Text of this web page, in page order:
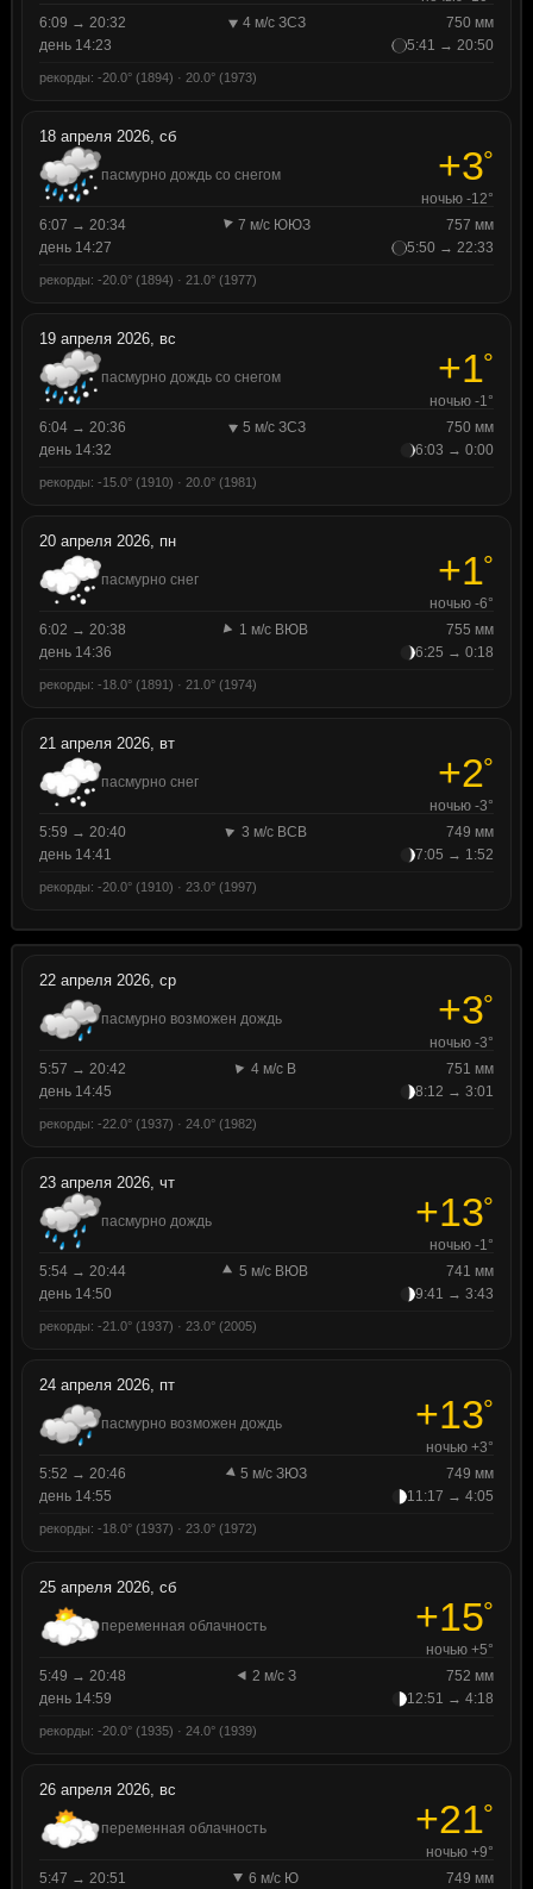
6:09 → 20:32
4 м/с ЗСЗ
750 мм
день 14:23
5:41 → 20:50
рекорды: -20.0° (1894) · 20.0° (1973)
18 апреля 2026, сб
пасмурно дождь со снегом +3°
ночью -12°
6:07 → 20:34
7 м/с ЮЮЗ
757 мм
день 14:27
5:50 → 22:33
рекорды: -20.0° (1894) · 21.0° (1977)
19 апреля 2026, вс
пасмурно дождь со снегом +1°
ночью -1°
6:04 → 20:36
5 м/с ЗСЗ
750 мм
день 14:32
6:03 → 0:00
рекорды: -15.0° (1910) · 20.0° (1981)
20 апреля 2026, пн
пасмурно снег +1°
ночью -6°
6:02 → 20:38
1 м/с ВЮВ
755 мм
день 14:36
6:25 → 0:18
рекорды: -18.0° (1891) · 21.0° (1974)
21 апреля 2026, вт
пасмурно снег +2°
ночью -3°
5:59 → 20:40
3 м/с ВСВ
749 мм
день 14:41
7:05 → 1:52
рекорды: -20.0° (1910) · 23.0° (1997)
22 апреля 2026, ср
пасмурно возможен дождь +3°
ночью -3°
5:57 → 20:42
4 м/с В
751 мм
день 14:45
8:12 → 3:01
рекорды: -22.0° (1937) · 24.0° (1982)
23 апреля 2026, чт
пасмурно дождь +13°
ночью -1°
5:54 → 20:44
5 м/с ВЮВ
741 мм
день 14:50
9:41 → 3:43
рекорды: -21.0° (1937) · 23.0° (2005)
24 апреля 2026, пт
пасмурно возможен дождь +13°
ночью +3°
5:52 → 20:46
5 м/с ЗЮЗ
749 мм
день 14:55
11:17 → 4:05
рекорды: -18.0° (1937) · 23.0° (1972)
25 апреля 2026, сб
переменная облачность +15°
ночью +5°
5:49 → 20:48
2 м/с З
752 мм
день 14:59
12:51 → 4:18
рекорды: -20.0° (1935) · 24.0° (1939)
26 апреля 2026, вс
переменная облачность +21°
ночью +9°
5:47 → 20:51
6 м/с Ю
749 мм